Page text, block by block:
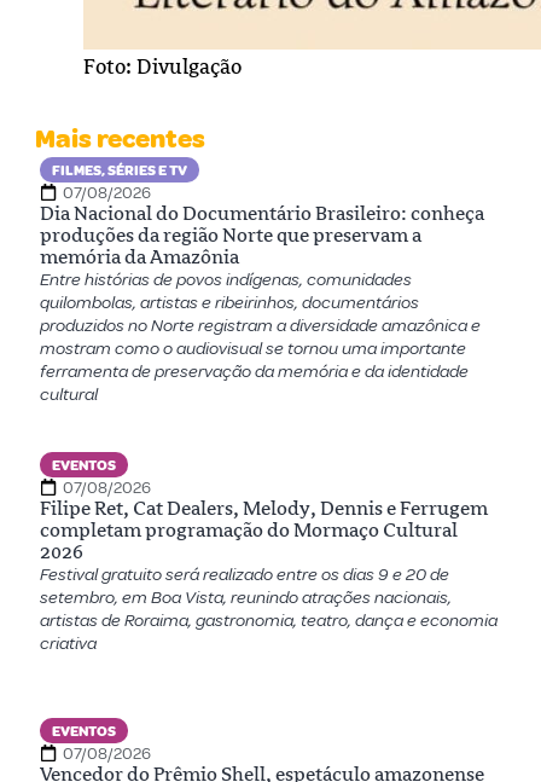
Foto: Divulgação
Mais recentes
FILMES, SÉRIES E TV
07/08/2026
Dia Nacional do Documentário Brasileiro: conheça
produções da região Norte que preservam a
memória da Amazônia
Entre histórias de povos indígenas, comunidades
quilombolas, artistas e ribeirinhos, documentários
produzidos no Norte registram a diversidade amazônica e
mostram como o audiovisual se tornou uma importante
ferramenta de preservação da memória e da identidade
cultural
EVENTOS
07/08/2026
Filipe Ret, Cat Dealers, Melody, Dennis e Ferrugem
completam programação do Mormaço Cultural
2026
Festival gratuito será realizado entre os dias 9 e 20 de
setembro, em Boa Vista, reunindo atrações nacionais,
artistas de Roraima, gastronomia, teatro, dança e economia
criativa
EVENTOS
07/08/2026
Vencedor do Prêmio Shell, espetáculo amazonense